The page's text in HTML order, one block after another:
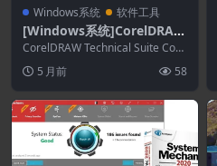
Windows系统 软件工具
[Windows系统]CorelDRAW
Technical Suite 2026 27.0.
0.121
CorelDRAW Technical Suite Corp
orate 概述 C...
5 月前 58